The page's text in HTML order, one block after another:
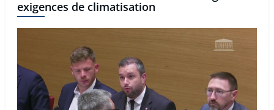
exigences de climatisation